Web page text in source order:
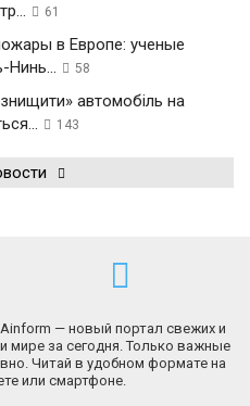
61
в Европе: ученые
Нинь...
58
автомобіль на
143
— новый портал свежих и
мире за сегодня. Только важные
Читай в удобном формате на
или смартфоне.